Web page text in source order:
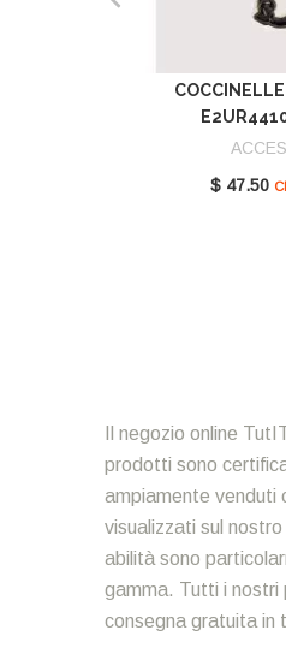
$ 47.50
Il negozio online
prodotti sono
ampiamente venduti
visualizzati sul
abilità sono
gamma. Tutti i nostri
consegna gratuita in